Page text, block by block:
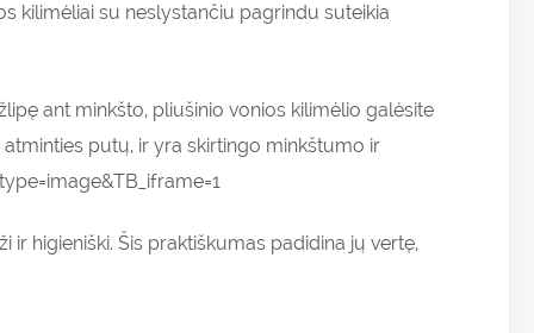
kilimėliai su neslystančiu pagrindu suteikia
ant minkšto, pliušinio vonios kilimėlio galėsite
putų, ir yra skirtingo minkštumo ir
higieniški. Šis praktiškumas padidina jų vertę,